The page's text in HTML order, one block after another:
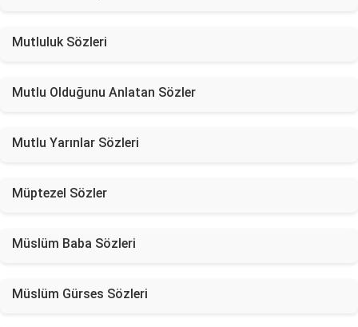
Mutluluk Sözleri
Mutlu Olduğunu Anlatan Sözler
Mutlu Yarınlar Sözleri
Müptezel Sözler
Müslüm Baba Sözleri
Müslüm Gürses Sözleri